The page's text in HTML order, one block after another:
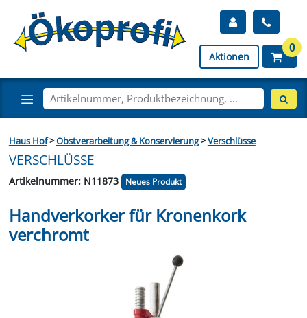
Aktionen
0
Haus Hof>Obstverarbeitung & Konservierung>Verschlüsse
VERSCHLÜSSE
Artikelnummer: N11873 Neues Produkt
Handverkorker für Kronenkork
verchromt